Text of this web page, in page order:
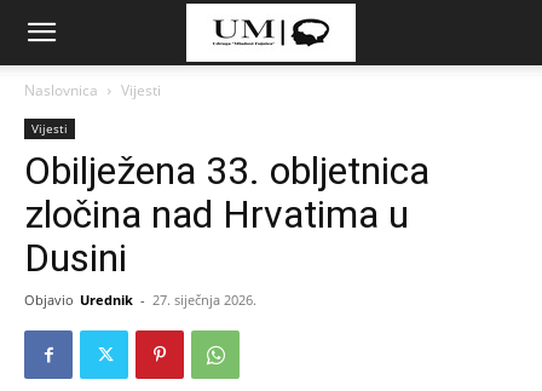
Naslovnica Vijesti
Vijesti
Obilježena 33. obljetnica
zločina nad Hrvatima u
Dusini
Objavio Urednik - 27. siječnja 2026.